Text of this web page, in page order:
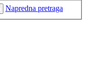
Napredna pretraga